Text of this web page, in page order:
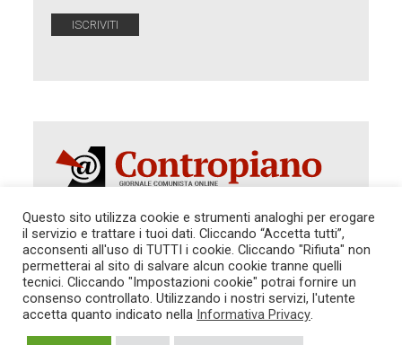
Autorizzazione del Tribunale di Roma 286 del 31
dicembre 2014. Direttore Responsabile: Sergio
Cararo. Indirizzo: V.Casalbruciato 27- sc. B - 00159
Tel. 06.640.122.19 -redazione@contropiano.org
Questo sito utilizza cookie e strumenti analoghi per erogare
il servizio e trattare i tuoi dati. Cliccando “Accetta tutti”,
acconsenti all'uso di TUTTI i cookie. Cliccando "Rifiuta" non
permetterai al sito di salvare alcun cookie tranne quelli
tecnici. Cliccando "Impostazioni cookie" potrai fornire un
consenso controllato. Utilizzando i nostri servizi, l'utente
accetta quanto indicato nella Informativa Privacy.